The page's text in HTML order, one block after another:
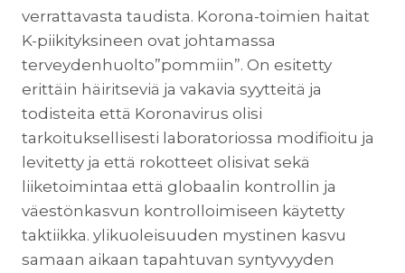
verrattavasta taudista. Korona-toimien haitat
K-piikityksineen ovat johtamassa
terveydenhuolto”pommiin”. On esitetty
erittäin häiritseviä ja vakavia syytteitä ja
todisteita että Koronavirus olisi
tarkoituksellisesti laboratoriossa modifioitu ja
levitetty ja että rokotteet olisivat sekä
liiketoimintaa että globaalin kontrollin ja
väestönkasvun kontrolloimiseen käytetty
taktiikka. ylikuoleisuuden mystinen kasvu
samaan aikaan tapahtuvan syntyvyyden